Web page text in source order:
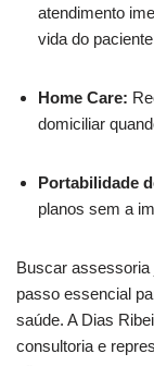
atendimento
vida do
Home Care:
domiciliar
Portabilidade
planos sem a
Buscar
passo essencial
saúde. A Dias
consultoria e